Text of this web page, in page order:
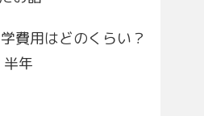
費用はどのくらい？
年